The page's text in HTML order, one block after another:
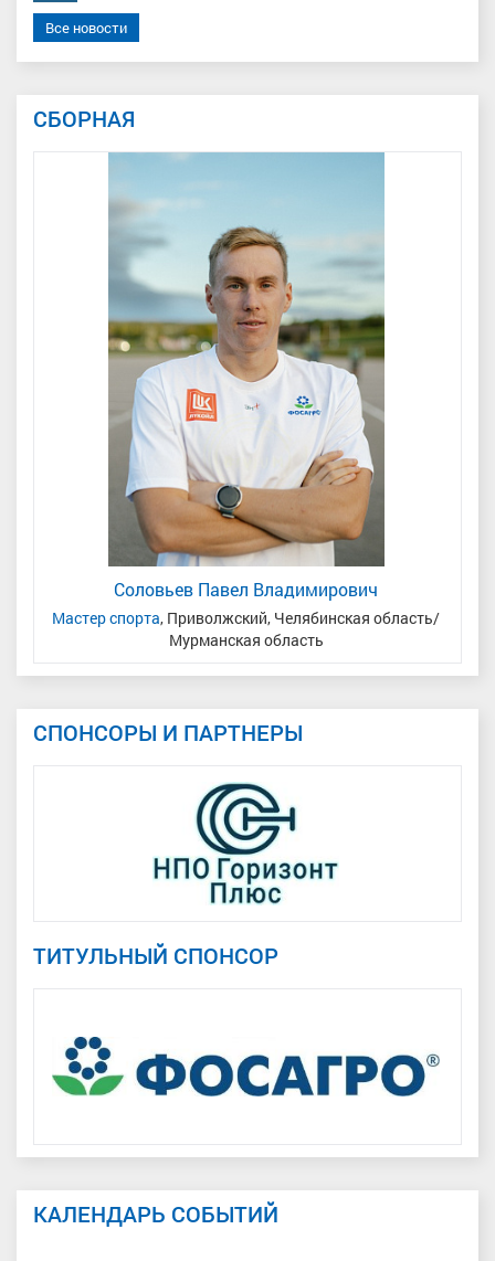
Все новости
СБОРНАЯ
Соловьев Павел Владимирович
Мастер спорта, Приволжский, Челябинская область/
Мурманская область
СПОНСОРЫ И ПАРТНЕРЫ
ТИТУЛЬНЫЙ СПОНСОР
КАЛЕНДАРЬ СОБЫТИЙ